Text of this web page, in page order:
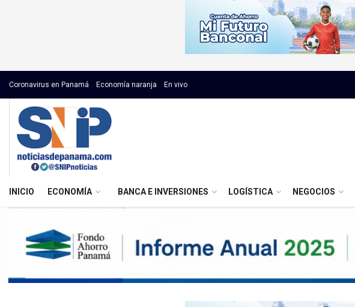
Coronavirus en Panamá Economía naranja En vivo
INICIO ECONOMÍA BANCA E INVERSIONES LOGÍSTICA NEGOCIOS